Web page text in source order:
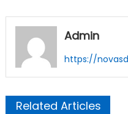
Admin
https://
Related Articles